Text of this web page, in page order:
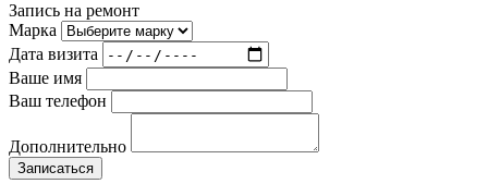
Запись на ремонт
Марка
Дата визита
Ваше имя
Ваш телефон
Дополнительно
Записаться